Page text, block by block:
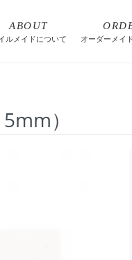
ABOUT
ルメイドについて オーダーメイ
）